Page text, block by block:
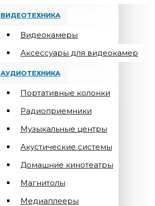
ВИДЕОТЕХНИКА
Видеокамеры
Аксессуары для видеокамер
АУДИОТЕХНИКА
Портативные колонки
Радиоприемники
Музыкальные центры
Акустические системы
Домашние кинотеатры
Магнитолы
Медиаплееры